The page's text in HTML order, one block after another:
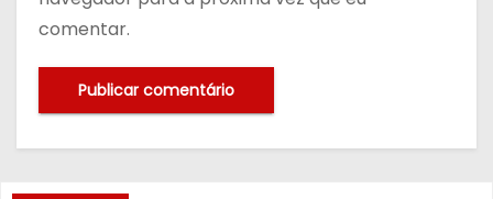
comentar.